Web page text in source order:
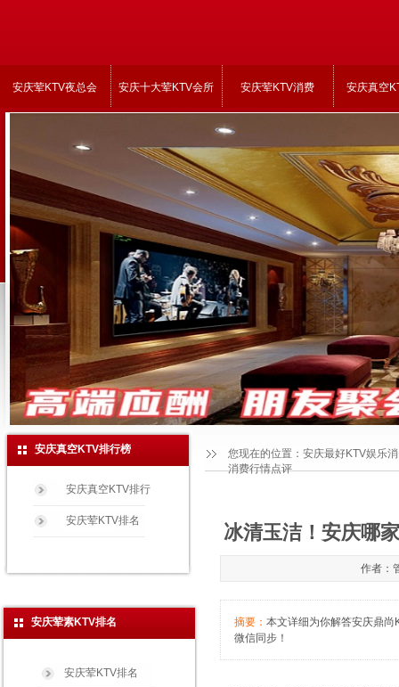
安庆荤KTV夜总会 安庆十大荤KTV会所 安庆荤KTV消费 安庆真空
您现在的位置： 安庆最好KTV娱乐
消费行情点评
安庆真空KTV排行榜
安庆真空KTV排行
安庆荤KTV排名
冰清玉洁！安庆哪
作者：
摘要： 本文详细为你解答安庆鼎
微信同步！
安庆荤素KTV排名
安庆荤KTV排名